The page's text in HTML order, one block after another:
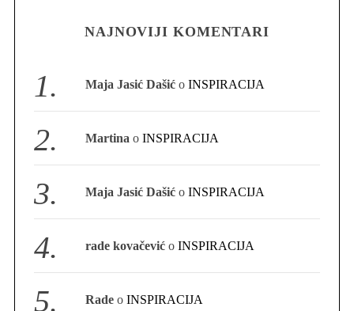
NAJNOVIJI KOMENTARI
Maja Jasić Dašić oINSPIRACIJA
Martina oINSPIRACIJA
Maja Jasić Dašić oINSPIRACIJA
rade kovačević oINSPIRACIJA
Rade oINSPIRACIJA
e
a
c
h
o
r